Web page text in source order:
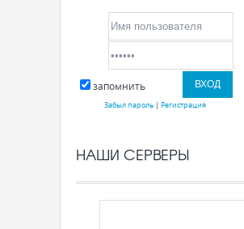
запомнить
Забыл пароль| Регистрация
НАШИ СЕРВЕРЫ